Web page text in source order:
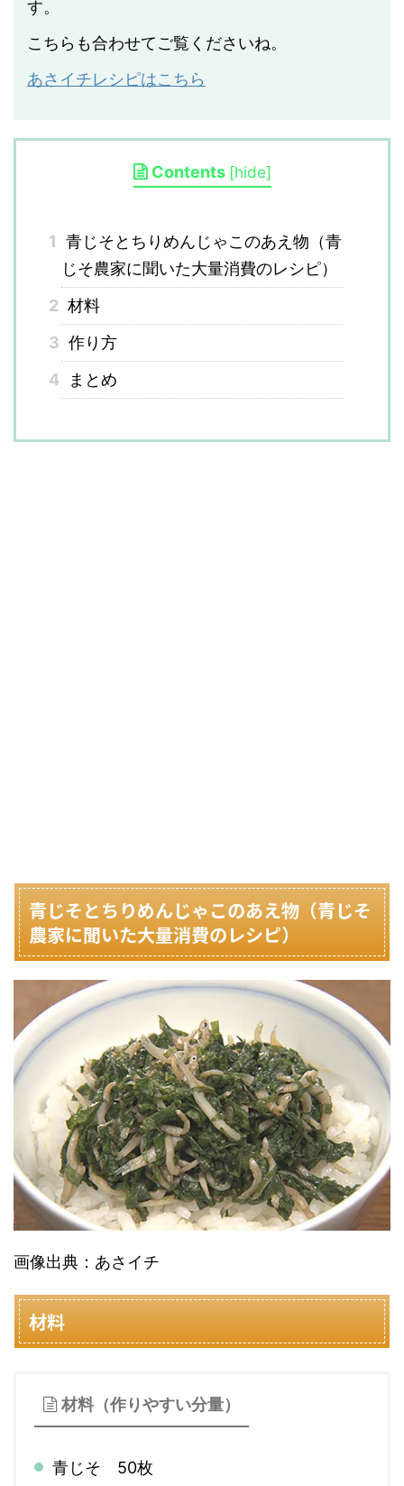
す。
こちらも合わせてご覧くださいね。
あさイチレシピはこちら
Contents [hide]
1 青じそとちりめんじゃこのあえ物（青
じそ農家に聞いた大量消費のレシピ）
2 材料
3 作り方
4
まとめ
青じそとちりめんじゃこのあえ物（青じそ
農家に聞いた大量消費のレシピ）
画像出典：あさイチ
材料
材料（作りやすい分量）
青じそ 50枚